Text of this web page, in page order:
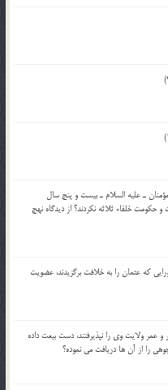
ـ عليه السلام ـ بيست و پنج سال
حکومت خلفاء ثلاثه نکردند؟ از ديدگاه نهج
كه عثمان را به خلافت برگزيدند، عضويت
و عمر ولايت وي را نپذيرفتند، دست بيعت داده
را از آن ها دريافت مي نموده؟